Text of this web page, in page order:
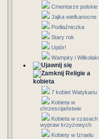
Cmentarze polskie
Jajka wielkanocne
Podłaźniczka
Stary rok
Upiór!
Wampiry i Wilkołaki
Religie a
kobieta
7 kobiet Watykanu
Kobieta w
chrzescijaństwie
Kobieta w czasach
wypraw krzyżowych
Kobiety w Izraelu